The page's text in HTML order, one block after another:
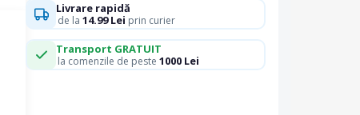
Livrare rapidă
de la 14.99 Lei prin curier
Transport GRATUIT
la comenzile de peste 1000 Lei